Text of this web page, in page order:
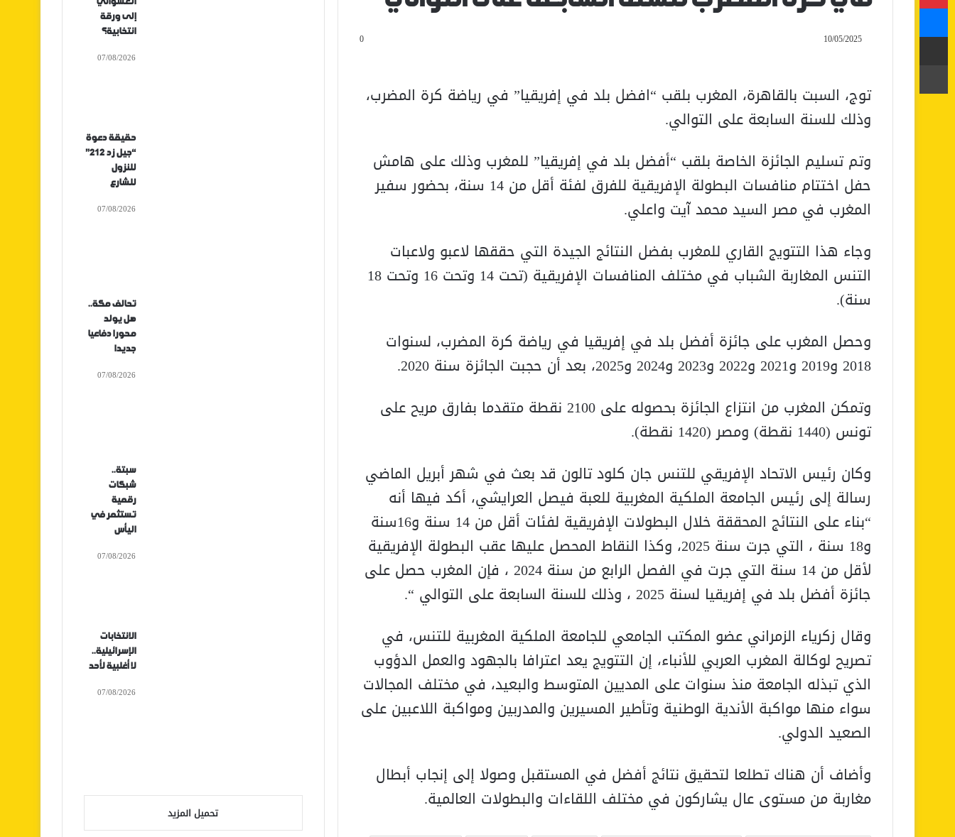
10/05/2025
0
توج، السبت بالقاهرة، المغرب بلقب “افضل بلد في إفريقيا” في رياضة كرة المضرب،
وذلك للسنة السابعة على التوالي.
وتم تسليم الجائزة الخاصة بلقب “أفضل بلد في إفريقيا” للمغرب وذلك على هامش
حفل اختتام منافسات البطولة الإفريقية للفرق لفئة أقل من 14 سنة، بحضور سفير
المغرب في مصر السيد محمد آيت واعلي.
وجاء هذا التتويج القاري للمغرب بفضل النتائج الجيدة التي حققها لاعبو ولاعبات
التنس المغاربة الشباب في مختلف المنافسات الإفريقية (تحت 14 وتحت 16 وتحت 18
سنة).
وحصل المغرب على جائزة أفضل بلد في إفريقيا في رياضة كرة المضرب، لسنوات
2018 و2019 و2021 و2022 و2023 و2024 و2025، بعد أن حجبت الجائزة سنة 2020.
وتمكن المغرب من انتزاع الجائزة بحصوله على 2100 نقطة متقدما بفارق مريح على
تونس (1440 نقطة) ومصر (1420 نقطة).
وكان رئيس الاتحاد الإفريقي للتنس جان كلود تالون قد بعث في شهر أبريل الماضي
رسالة إلى رئيس الجامعة الملكية المغربية للعبة فيصل العرايشي، أكد فيها أنه
“بناء على النتائج المحققة خلال البطولات الإفريقية لفئات أقل من 14 سنة و16سنة
و18 سنة ، التي جرت سنة 2025، وكذا النقاط المحصل عليها عقب البطولة الإفريقية
لأقل من 14 سنة التي جرت في الفصل الرابع من سنة 2024 ، فإن المغرب حصل على
جائزة أفضل بلد في إفريقيا لسنة 2025 ، وذلك للسنة السابعة على التوالي “.
وقال زكرياء الزمراني عضو المكتب الجامعي للجامعة الملكية المغربية للتنس، في
تصريح لوكالة المغرب العربي للأنباء، إن التتويج يعد اعترافا بالجهود والعمل الدؤوب
الذي تبذله الجامعة منذ سنوات على المديين المتوسط والبعيد، في مختلف المجالات
سواء منها مواكبة الأندية الوطنية وتأطير المسيرين والمدربين ومواكبة اللاعبين على
الصعيد الدولي.
وأضاف أن هناك تطلعا لتحقيق نتائج أفضل في المستقبل وصولا إلى إنجاب أبطال
مغاربة من مستوى عال يشاركون في مختلف اللقاءات والبطولات العالمية.
إلى ورقة
انتخابية؟
07/08/2026
حقيقة دعوة
“جيل زد 212”
للنزول
للشارع
07/08/2026
تحالف مكة..
هل يولد
محورا دفاعيا
جديدا
07/08/2026
سبتة..
شبكات
رقمية
تستثمر في
اليأس
07/08/2026
الانتخابات
الإسرائيلية..
لا أغلبية لأحد
07/08/2026
تحميل المزيد